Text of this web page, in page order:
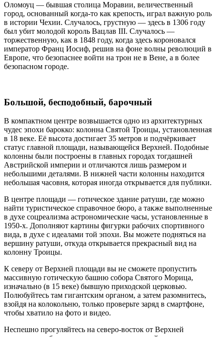
Оломоуц — бывшая столица Моравии, величественный
город, основанный когда-то как крепость, играл важную роль
в истории Чехии. Случалось, грустную — здесь в 1306 году
был убит молодой король Вацлав III. Случалось —
торжественную, как в 1848 году, когда здесь короновался
император Франц Иосиф, решив на фоне волны революций в
Европе, что безопаснее войти на трон не в Вене, а в более
безопасном городе.
Большой, бесподобный, барочный
В компактном центре возвышается одно из архитектурных
чудес эпохи барокко: колонна Святой Троицы, установленная
в 18 веке. Её высота достигает 35 метров и подчёркивает
статус главной площади, называющейся Верхней. Подобные
колонны были построены в главных городах тогдашней
Австрийской империи и отличаются лишь размером и
небольшими деталями. В нижней части колонны находится
небольшая часовня, которая иногда открывается для публики.
В центре площади — готическое здание ратуши, где можно
найти туристическое справочное бюро, а также выполненные
в духе соцреализма астрономические часы, установленные в
1950-х. Дополняют картины фигурки рабочих спортивного
вида, в духе с идеалами той эпохи. Вы можете подняться на
вершину ратуши, откуда открывается прекрасный вид на
колонну Троицы.
К северу от Верхней площади вы не сможете пропустить
массивную готическую башню собора Святого Морица,
изначально (в 15 веке) бывшую приходской церковью.
Полюбуйтесь там гигантским органом, а затем разомнитесь,
взойдя на колокольню, только проверьте заряд в смартфоне,
чтобы хватило на фото и видео.
Неспешно прогуляйтесь на северо-восток от Верхней